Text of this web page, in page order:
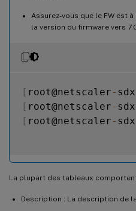
Assurez-vous que le FW est
la version du firmware vers
[ root@netscaler - sdx
[ root@netscaler - sdx
[ root@netscaler - sdx
La plupart des tableaux
Description : La description de